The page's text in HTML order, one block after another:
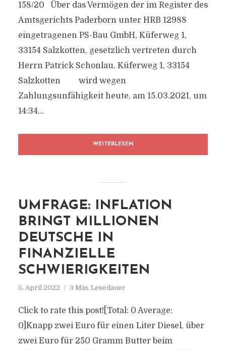
158/20 Über das Vermögen der im Register des
Amtsgerichts Paderborn unter HRB 12988
eingetragenen PS-Bau GmbH, Küferweg 1,
33154 Salzkotten, gesetzlich vertreten durch
Herrn Patrick Schonlau, Küferweg 1, 33154
Salzkotten wird wegen
Zahlungsunfähigkeit heute, am 15.03.2021, um
14:34...
WEITERLESEN
UMFRAGE: INFLATION
BRINGT MILLIONEN
DEUTSCHE IN
FINANZIELLE
SCHWIERIGKEITEN
5. April 2022 3 Min. Lesedauer
Click to rate this post![Total: 0 Average:
0]Knapp zwei Euro für einen Liter Diesel, über
zwei Euro für 250 Gramm Butter beim